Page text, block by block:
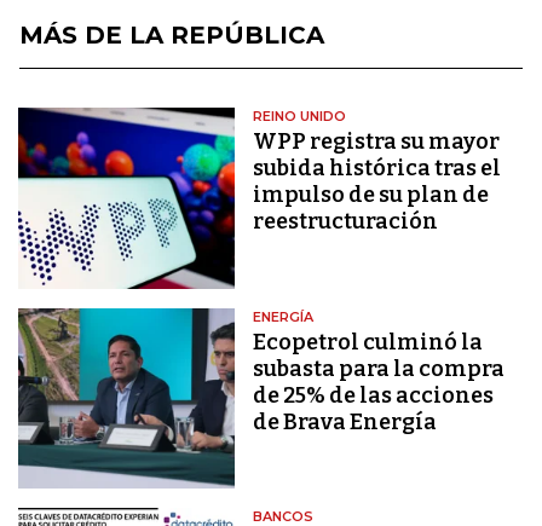
MÁS DE LA REPÚBLICA
REINO UNIDO
WPP registra su mayor
subida histórica tras el
impulso de su plan de
reestructuración
ENERGÍA
Ecopetrol culminó la
subasta para la compra
de 25% de las acciones
de Brava Energía
BANCOS